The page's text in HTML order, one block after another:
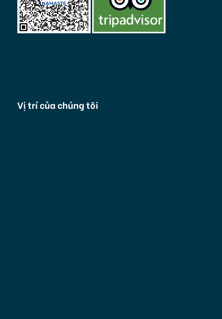
Vị trí của chúng tôi